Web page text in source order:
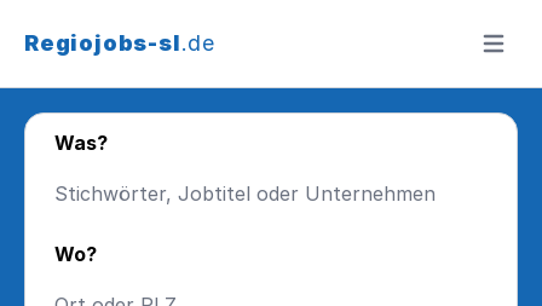
Regiojobs-sl.de Menü
Was?
Wo?